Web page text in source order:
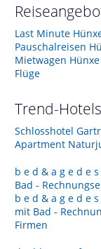
Last Minute
Pauschalreisen
Mietwagen Hünxe
Flüge
Trend-Hotels
Schlosshotel
Apartment
b e d & a g e d e
Bad -
b e d & a g e d e
mit Bad -
Firmen